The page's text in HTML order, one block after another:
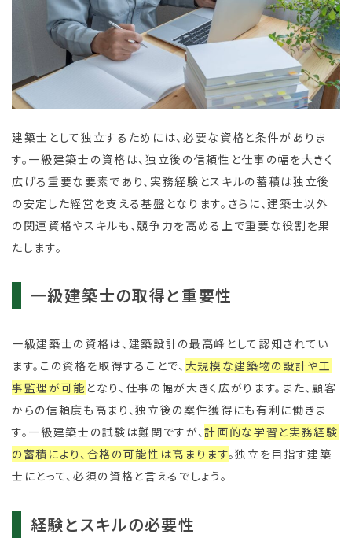
建築士として独立するためには、必要な資格と条件がありま
す。一級建築士の資格は、独立後の信頼性と仕事の幅を大きく
広げる重要な要素であり、実務経験とスキルの蓄積は独立後
の安定した経営を支える基盤となります。さらに、建築士以外
の関連資格やスキルも、競争力を高める上で重要な役割を果
たします。
一級建築士の取得と重要性
一級建築士の資格は、建築設計の最高峰として認知されてい
ます。この資格を取得することで、 大規模な建築物の設計や工
事監理が可能 となり、仕事の幅が大きく広がります。また、顧客
からの信頼度も高まり、独立後の案件獲得にも有利に働きま
す。一級建築士の試験は難関ですが、計画的な学習と実務経験
の蓄積により、合格の可能性は高まります。独立を目指す建築
士にとって、必須の資格と言えるでしょう。
経験とスキルの必要性